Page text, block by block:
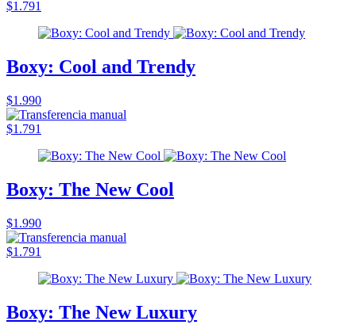
$1.791
Boxy: Cool and Trendy
$1.990
$1.791
Boxy: The New Cool
$1.990
$1.791
Boxy: The New Luxury